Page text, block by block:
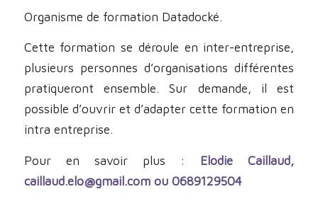
Organisme de formation Datadocké.
Cette formation se déroule en inter-entreprise,
plusieurs personnes d’organisations différentes
pratiqueront ensemble. Sur demande, il est
possible d’ouvrir et d’adapter cette formation en
intra entreprise.
Pour en savoir plus : Elodie Caillaud,
caillaud.elo@gmail.com ou 0689129504